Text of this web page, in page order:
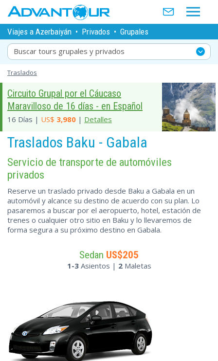
Viajes a Azerbaiyán • Privados • Grupales
Buscar tours grupales y privados
Traslados
Circuito Grupal por el Cáucaso
Maravilloso de 16 días - en Español
16 Días | US$ 3,980 | Detalles
Traslados Baku - Gabala
Servicio de transporte de automóviles
privados
Reserve un traslado privado desde Baku a Gabala en un
automóvil y alcance su destino de acuerdo con su plan. Lo
pasaremos a buscar por el aeropuerto, hotel, estación de
trenes o cualquier otro sitio en Baku y lo llevaremos de
forma segura a su próximo destino en Gabala.
Sedan US$205
1-3Asientos | 2Maletas